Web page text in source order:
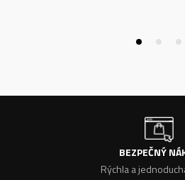
BEZPEČNÝ
Rýchla a